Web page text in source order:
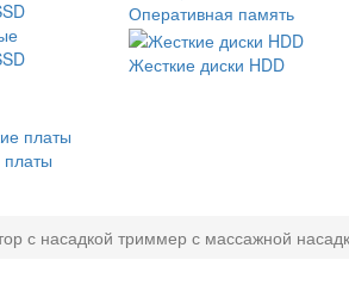
Оперативная память
Жесткие диски HDD
с насадкой триммер с массажной